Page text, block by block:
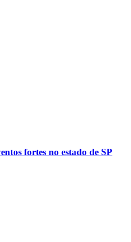
fortes no estado de SP